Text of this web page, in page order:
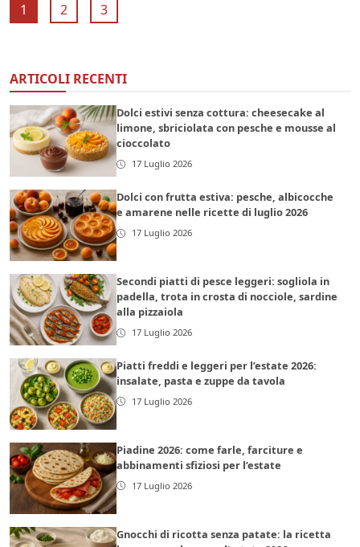
1 2 3
ARTICOLI RECENTI
Dolci estivi senza cottura: cheesecake al
limone, sbriciolata con pesche e mousse al
cioccolato
17 Luglio 2026
Dolci con frutta estiva: pesche, albicocche
e amarene nelle ricette di luglio 2026
17 Luglio 2026
Secondi piatti di pesce leggeri: sogliola in
padella, trota in crosta di nocciole, sardine
alla pizzaiola
17 Luglio 2026
Piatti freddi e leggeri per l’estate 2026:
insalate, pasta e zuppe da tavola
17 Luglio 2026
Piadine 2026: come farle, farciture e
abbinamenti sfiziosi per l’estate
17 Luglio 2026
Gnocchi di ricotta senza patate: la ricetta